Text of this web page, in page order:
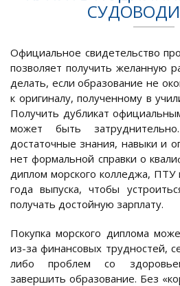
Официальное свидетельство
позволяет получить желанную
делать, если образование не
к оригиналу, полученному в
Получить дубликат
может быть
достаточные знания, навыки и
нет формальной справки о
диплом морского колледжа, ПТУ
года выпуска, чтобы
получать достойную зарплату.
Покупка морского диплома
из-за финансовых трудностей,
либо проблем со
завершить образование. Без